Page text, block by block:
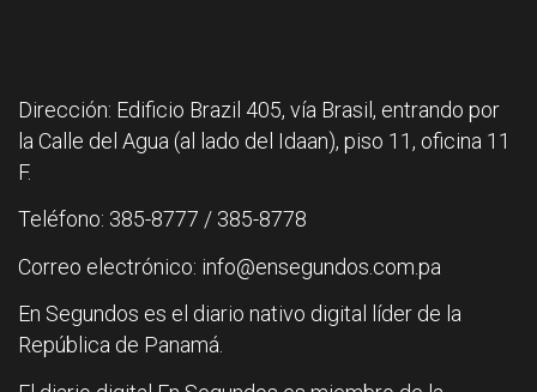
Dirección: Edificio Brazil 405, vía Brasil, entrando por
la Calle del Agua (al lado del Idaan), piso 11, oficina 11
F.
Teléfono: 385-8777 / 385-8778
Correo electrónico: info@ensegundos.com.pa
En Segundos es el diario nativo digital líder de la
República de Panamá.